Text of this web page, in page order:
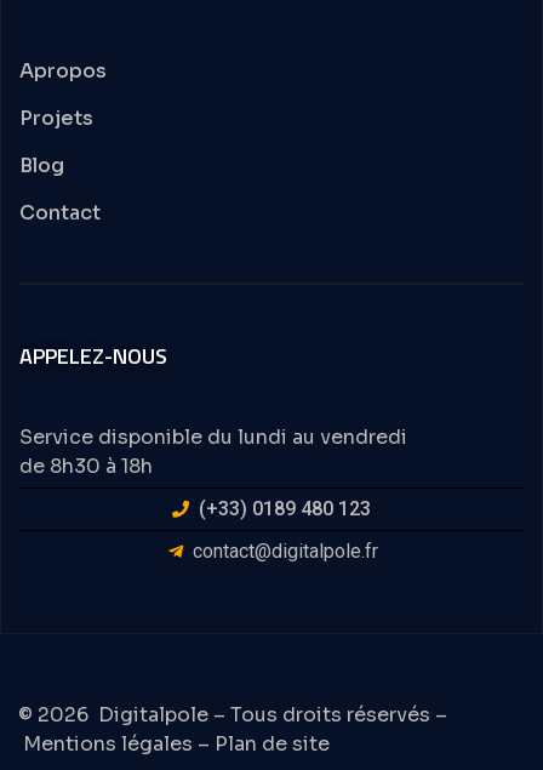
Apropos
Projets
Blog
Contact
APPELEZ-NOUS
Service disponible du lundi au vendredi
de 8h30 à 18h
(+33) 0189 480 123
contact@digitalpole.fr
© 2026 Digitalpole – Tous droits réservés –
Mentions légales – Plan de site